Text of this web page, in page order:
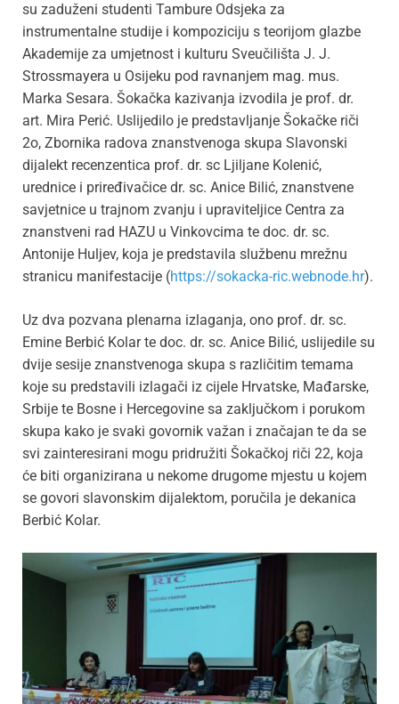
su zaduženi studenti Tambure Odsjeka za
instrumentalne studije i kompoziciju s teorijom glazbe
Akademije za umjetnost i kulturu Sveučilišta J. J.
Strossmayera u Osijeku pod ravnanjem mag. mus.
Marka Sesara. Šokačka kazivanja izvodila je prof. dr.
art. Mira Perić. Uslijedilo je predstavljanje Šokačke riči
2o, Zbornika radova znanstvenoga skupa Slavonski
dijalekt recenzentica prof. dr. sc Ljiljane Kolenić,
urednice i priređivačice dr. sc. Anice Bilić, znanstvene
savjetnice u trajnom zvanju i upraviteljice Centra za
znanstveni rad HAZU u Vinkovcima te doc. dr. sc.
Antonije Huljev, koja je predstavila službenu mrežnu
stranicu manifestacije (https://sokacka-ric.webnode.hr).
Uz dva pozvana plenarna izlaganja, ono prof. dr. sc.
Emine Berbić Kolar te doc. dr. sc. Anice Bilić, uslijedile su
dvije sesije znanstvenoga skupa s različitim temama
koje su predstavili izlagači iz cijele Hrvatske, Mađarske,
Srbije te Bosne i Hercegovine sa zaključkom i porukom
skupa kako je svaki govornik važan i značajan te da se
svi zainteresirani mogu pridružiti Šokačkoj riči 22, koja
će biti organizirana u nekome drugome mjestu u kojem
se govori slavonskim dijalektom, poručila je dekanica
Berbić Kolar.